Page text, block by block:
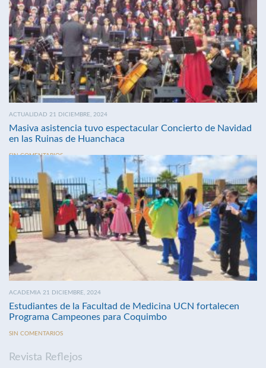
ACTUALIDAD 21 DICIEMBRE, 2024
Masiva asistencia tuvo espectacular Concierto de Navidad
en las Ruinas de Huanchaca
SIN COMENTARIOS
ACADEMIA 21 DICIEMBRE, 2024
Estudiantes de la Facultad de Medicina UCN fortalecen
Programa Campeones para Coquimbo
SIN COMENTARIOS
Revista Reflejos